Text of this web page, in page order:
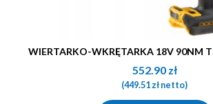
WIERTARKO-WKRĘTARKA 18V 90NM
552.90 zł
(449.51złnetto)